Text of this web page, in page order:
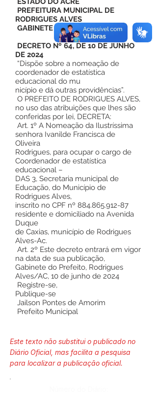
PREFEITURA MUNICIPAL DE
RODRIGUES ALVES
GABINETE DO PREFEITO
DECRETO Nº 64, DE 10 DE JUNHO
DE 2024
“Dispõe sobre a nomeação de
coordenador de estatística
educacional do mu
nicípio e dá outras providências”.
O PREFEITO DE RODRIGUES ALVES,
no uso das atribuições que lhes são
conferidas por lei, DECRETA:
Art. 1º A Nomeação da Ilustríssima
senhora Ivanilde Francisca de
Oliveira
Rodrigues, para ocupar o cargo de
Coordenador de estatística
educacional –
DAS 3, Secretaria municipal de
Educação, do Município de
Rodrigues Alves,
inscrito no CPF nº 884.865.912-87
residente e domiciliado na Avenida
Duque
de Caxias, município de Rodrigues
Alves-Ac.
Art. 2º Este decreto entrará em vigor
na data de sua publicação,
Gabinete do Prefeito, Rodrigues
Alves/AC, 10 de junho de 2024
Registre-se,
Publique-se
Jailson Pontes de Amorim
Prefeito Municipal
Este texto não substitui o publicado no
Diário Oficial, mas facilita a pesquisa
para localizar a publicação oficial.